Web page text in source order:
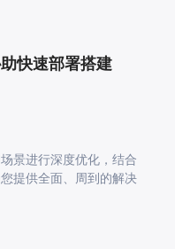
快速部署搭建
景进行深度优化，结合
提供全面、周到的解决